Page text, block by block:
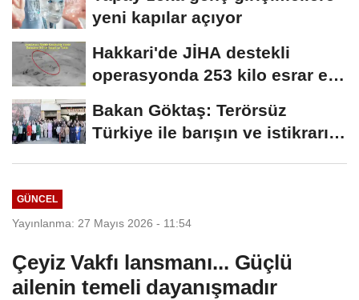
yeni kapılar açıyor
Hakkari'de JİHA destekli
operasyonda 253 kilo esrar ele
Bakan Göktaş: Terörsüz
Türkiye ile barışın ve istikrarın
GÜNCEL
Yayınlanma: 27 Mayıs 2026 - 11:54
Çeyiz Vakfı lansmanı... Güçlü
ailenin temeli dayanışmadır